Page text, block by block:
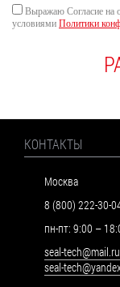
Выражаю Согласие на
условиями Политики
КОНТАКТЫ
Москва
8 (800) 222-30-
пн-пт: 9:00 –
seal-tech@mail.ru
seal-